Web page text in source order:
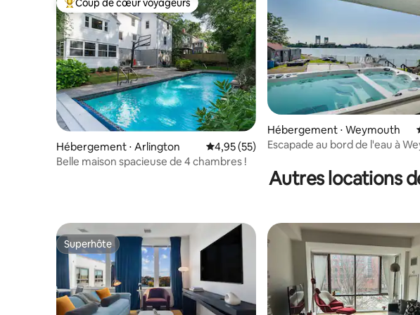
Coups de cœur voyageurs les plus appréciés
Coup de cœur voyageurs
Hébergement ⋅ Arlington Évaluation moyenne sur la base de 55
4,95 (55)
Belle maison spacieuse de 4 chambres !
Hébergement ⋅ Weymouth
Escapade au bord de l'eau à
Autres locations
Superhôte
Superhôte